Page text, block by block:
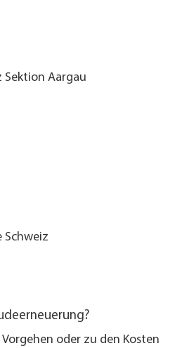
Sektion Aargau
Schweiz
oder zu den Kosten